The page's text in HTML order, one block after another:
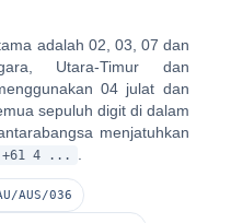
adalah 02, 03, 07 dan
Utara-Timur dan
04julat dan
sepuluh digit di dalam
menjatuhkan
+61 4 ...
AUS/036